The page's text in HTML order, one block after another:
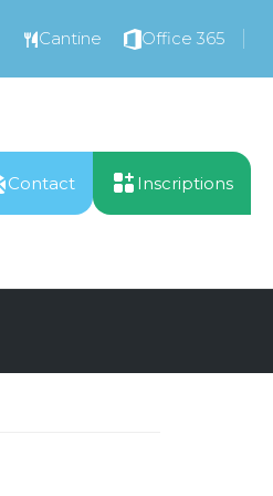
Cantine Office 365
Contact Inscriptions